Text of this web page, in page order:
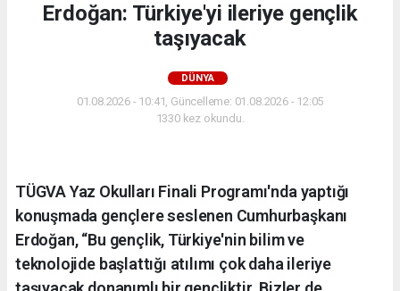
Erdoğan: Türkiye'yi ileriye gençlik
taşıyacak
DÜNYA
01.08.2026 - 10:41, Güncelleme: 01.08.2026 - 12:05
1330 kez okundu.
TÜGVA Yaz Okulları Finali Programı'nda yaptığı
konuşmada gençlere seslenen Cumhurbaşkanı
Erdoğan, “Bu gençlik, Türkiye'nin bilim ve
teknolojide başlattığı atılımı çok daha ileriye